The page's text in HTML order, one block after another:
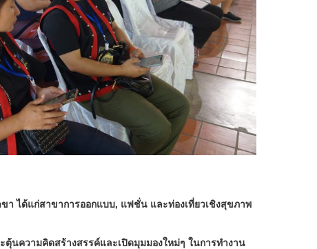
า ได้แก่สาขาการออกแบบ, แฟชั่น และท่องเที่ยวเชิงสุขภาพ
ตุ้นความคิดสร้างสรรค์และเปิดมุมมองใหม่ๆ ในการทำงาน